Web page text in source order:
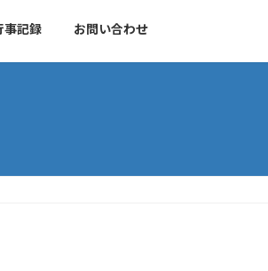
事記録 お問い合わせ